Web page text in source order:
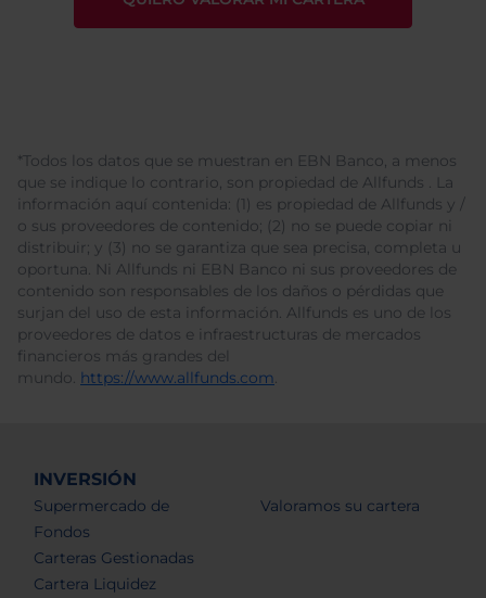
*Todos los datos que se muestran en EBN Banco, a menos
que se indique lo contrario, son propiedad de Allfunds . La
información aquí contenida: (1) es propiedad de Allfunds y /
o sus proveedores de contenido; (2) no se puede copiar ni
distribuir; y (3) no se garantiza que sea precisa, completa u
oportuna. Ni Allfunds ni EBN Banco ni sus proveedores de
contenido son responsables de los daños o pérdidas que
surjan del uso de esta información. Allfunds es uno de los
proveedores de datos e infraestructuras de mercados
financieros más grandes del
mundo. https://www.allfunds.com.
INVERSIÓN
Supermercado de
Fondos
Carteras Gestionadas
Cartera Liquidez
Valoramos su cartera